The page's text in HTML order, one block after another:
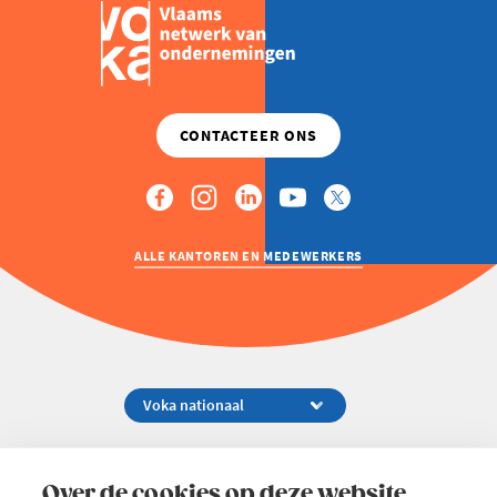
ALLE KANTOREN EN MEDEWERKERS
02 229 81 11